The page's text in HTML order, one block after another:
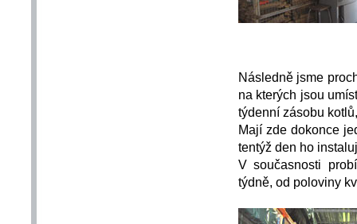
Následně jsme
na kterých jsou
týdenní zásobu
Mají zde dokonce
tentýž den ho
V současnosti
týdně, od poloviny